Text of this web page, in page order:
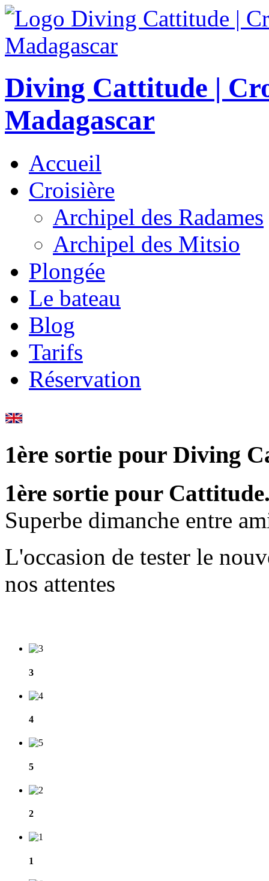
Diving Cattitude |
Madagascar
Accueil
Croisière
Archipel des Radames
Archipel des Mitsio
Plongée
Le bateau
Blog
Tarifs
Réservation
1ère sortie pour Diving
1ère sortie pour
Superbe dimanche entre
L'occasion de tester le
nos attentes
3
4
5
2
1